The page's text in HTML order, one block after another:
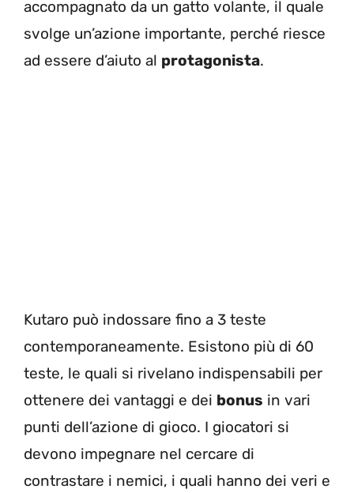
accompagnato da un gatto volante, il quale
svolge un’azione importante, perché riesce
ad essere d’aiuto al protagonista.
Kutaro può indossare fino a 3 teste
contemporaneamente. Esistono più di 60
teste, le quali si rivelano indispensabili per
ottenere dei vantaggi e dei bonus in vari
punti dell’azione di gioco. I giocatori si
devono impegnare nel cercare di
contrastare i nemici, i quali hanno dei veri e